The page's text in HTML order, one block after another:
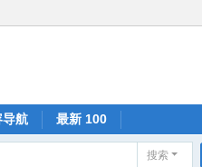
导航 最新 100
搜索